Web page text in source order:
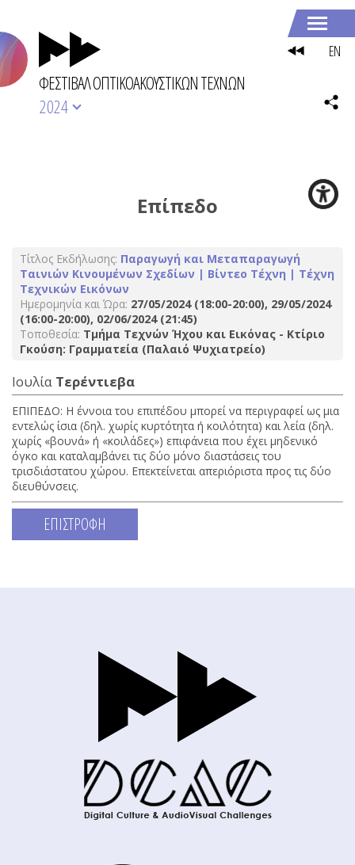
ΦΕΣΤΙΒΑΛ ΟΠΤΙΚΟΑΚΟΥΣΤΙΚΩΝ ΤΕΧΝΩΝ
2024
Eπίπεδο
Τίτλος Εκδήλωσης: Παραγωγή και Μεταπαραγωγή
Ταινιών Κινουμένων Σχεδίων | Βίντεο Τέχνη | Τέχνη
Τεχνικών Εικόνων
Ημερομηνία και Ώρα: 27/05/2024 (18:00-20:00), 29/05/2024
(16:00-20:00), 02/06/2024 (21:45)
Τοποθεσία: Τμήμα Τεχνών Ήχου και Εικόνας - Κτίριο
Γκούση: Γραμματεία (Παλαιό Ψυχιατρείο)
Ιουλία Τερέντιεβα
ΕΠΙΠΕΔΟ: H έννοια του επιπέδου μπορεί να περιγραφεί ως μια
εντελώς ίσια (δηλ. χωρίς κυρτότητα ή κοιλότητα) και λεία (δηλ.
χωρίς «βουνά» ή «κοιλάδες») επιφάνεια που έχει μηδενικό
όγκο και καταλαμβάνει τις δύο μόνο διαστάσεις του
τρισδιάστατου χώρου. Επεκτείνεται απεριόριστα προς τις δύο
διευθύνσεις.
ΕΠΙΣΤΡΟΦΗ
EN